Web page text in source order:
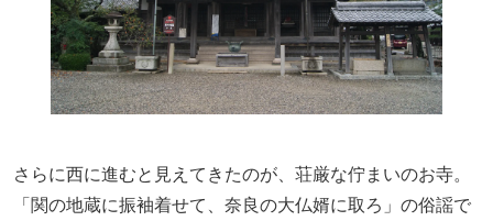
さらに西に進むと見えてきたのが、荘厳な佇まいのお寺。
「関の地蔵に振袖着せて、奈良の大仏婿に取ろ」の俗謡で